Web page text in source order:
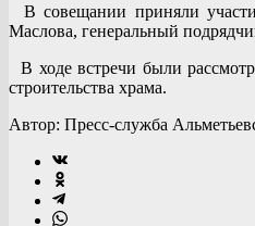
В совещании приняли
Маслова, генеральный
В ходе встречи были
строительства храма.
Автор: Пресс-служба